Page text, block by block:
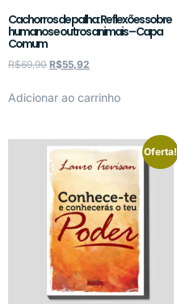
Cachorros de palha: Reflexões sobre
humanos e outros animais – Capa
Comum
R$69,90 R$55,92
Adicionar ao carrinho
Oferta!